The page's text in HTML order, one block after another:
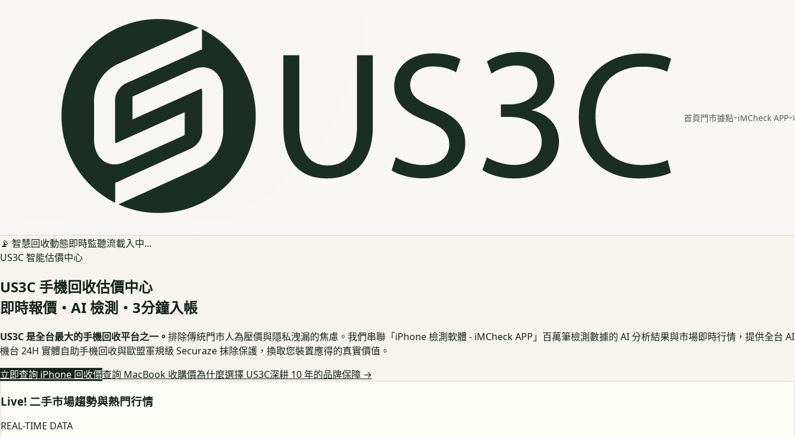
首頁門市據點 iMCheck APP
📡 智慧回收動態即時監聽流載入中...
US3C 智能估價中心
US3C 手機回收估價中心
即時報價・AI 檢測・3分鐘入帳
US3C 是全台最大的手機回收平台之一。 排除傳統門市人為壓價與隱私洩漏的焦慮。我們串聯「iPhone 檢測軟體 - iMCheck APP」百萬筆檢測數據的 AI 分析結果與市場即時行情，提供全台 AI
機台 24H 實體自助手機回收與歐盟軍規級 Securaze 抹除保護，換取您裝置應得的真實價值。
立即查詢 iPhone 回收價查詢 MacBook 收購價為什麼選擇 US3C深耕 10 年的品牌保障 →
Live! 二手市場趨勢與熱門行情
REAL-TIME DATA